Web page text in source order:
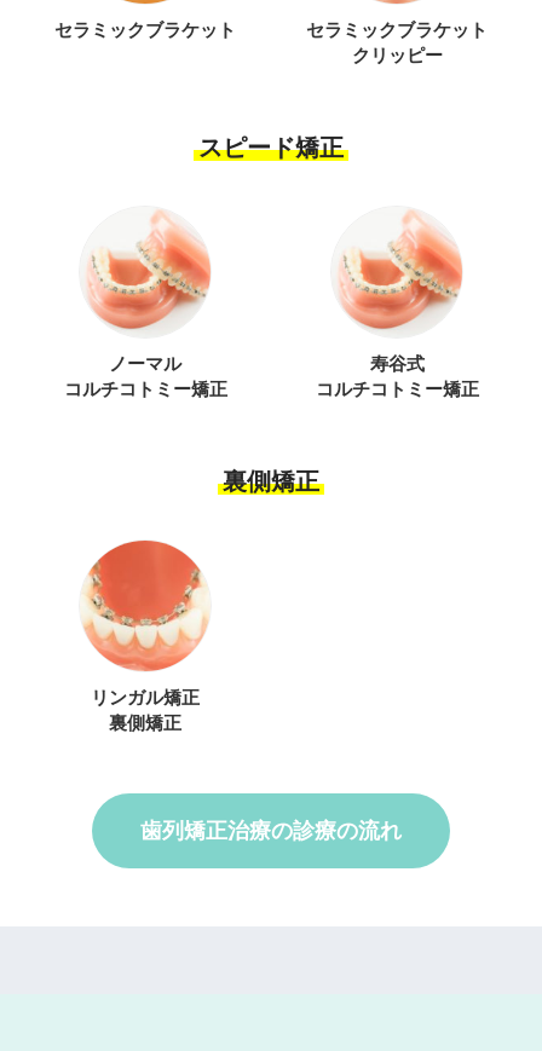
セラミックブラケット
セラミックブラケット
クリッピー
スピード矯正
ノーマル
コルチコトミー矯正
寿谷式
コルチコトミー矯正
裏側矯正
リンガル矯正
裏側矯正
歯列矯正治療の診療の流れ